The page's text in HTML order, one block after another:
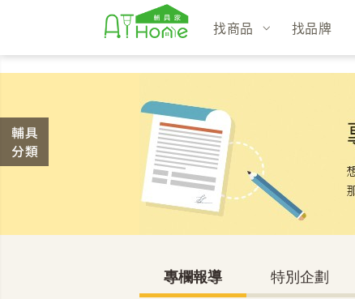
找商品 找品牌
專欄報導 特別企劃